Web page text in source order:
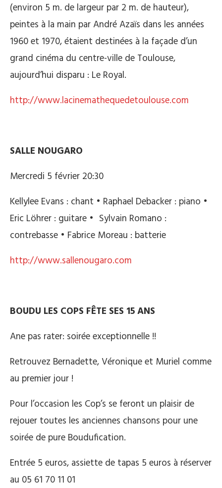
(environ 5 m. de largeur par 2 m. de hauteur),
peintes à la main par André Azaïs dans les années
1960 et 1970, étaient destinées à la façade d’un
grand cinéma du centre-ville de Toulouse,
aujourd’hui disparu : Le Royal.
http://www.lacinemathequedetoulouse.com
SALLE NOUGARO
Mercredi 5 février 20:30
Kellylee Evans : chant • Raphael Debacker : piano •
Eric Löhrer : guitare • Sylvain Romano :
contrebasse • Fabrice Moreau : batterie
http://www.sallenougaro.com
BOUDU LES COPS FÊTE SES 15 ANS
Ane pas rater: soirée exceptionnelle !!
Retrouvez Bernadette, Véronique et Muriel comme
au premier jour !
Pour l’occasion les Cop’s se feront un plaisir de
rejouer toutes les anciennes chansons pour une
soirée de pure Boudufication.
Entrée 5 euros, assiette de tapas 5 euros à réserver
au 05 61 70 11 01